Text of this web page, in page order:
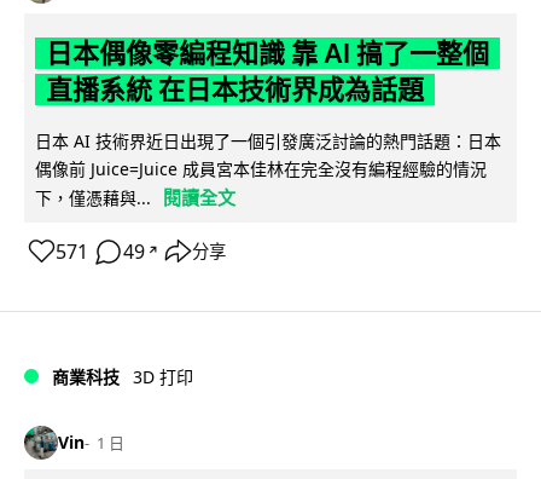
日本偶像零編程知識 靠 AI 搞了一整個
直播系統 在日本技術界成為話題
日本 AI 技術界近日出現了一個引發廣泛討論的熱門話題：日本
偶像前 Juice=Juice 成員宮本佳林在完全沒有編程經驗的情況
下，僅憑藉與...
閱讀全文
571 49 ↗ 分享
商業科技 3D 打印
Vin 1 日